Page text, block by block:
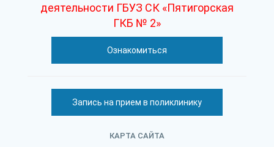
деятельности ГБУЗ СК «Пятигорская
ГКБ № 2»
Ознакомиться
Запись на прием в поликлинику
КАРТА САЙТА